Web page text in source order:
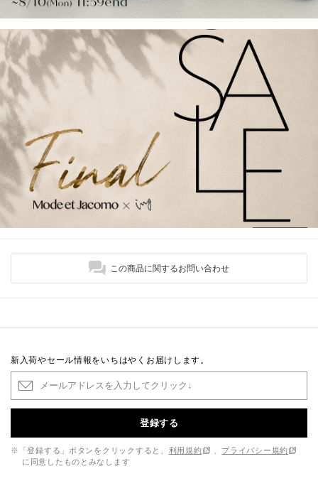
この商品に関するお問い合わせ
新入荷やセール情報をいちはやくお届けします。
登録する
※「登録する」ボタンをクリックすると、 利用規約
プライバシー規約
に同意したものとみなします